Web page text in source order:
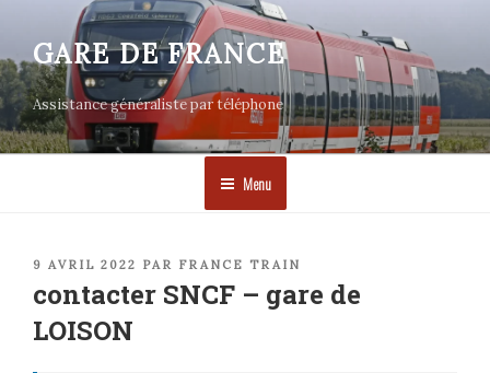
contenu
principal
GARE DE FRANCE
Assistance généraliste par téléphone
Menu
PUBLIÉ
9 AVRIL 2022 PAR FRANCE TRAIN
contacter SNCF – gare de
LOISON